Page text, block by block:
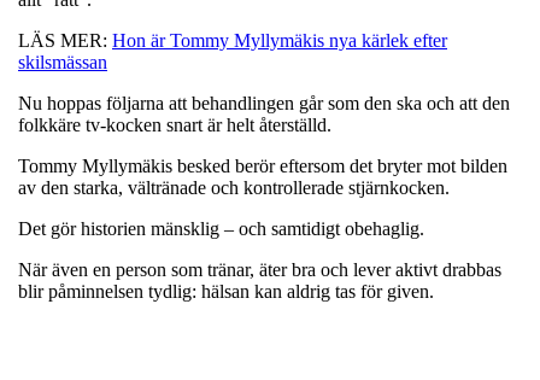
LÄS MER: Hon är Tommy Myllymäkis nya kärlek efter
skilsmässan
Nu hoppas följarna att behandlingen går som den ska och att den
folkkäre tv-kocken snart är helt återställd.
Tommy Myllymäkis besked berör eftersom det bryter mot bilden
av den starka, vältränade och kontrollerade stjärnkocken.
Det gör historien mänsklig – och samtidigt obehaglig.
När även en person som tränar, äter bra och lever aktivt drabbas
blir påminnelsen tydlig: hälsan kan aldrig tas för given.